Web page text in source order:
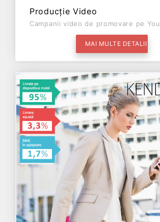
Producție Video
Campanii video de promovare pe
MAI MULTE DETALII